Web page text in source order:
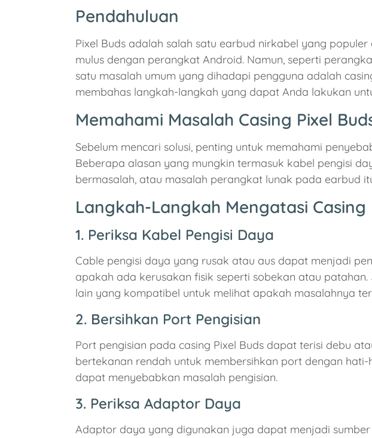
Pendahuluan
Pixel Buds adalah salah satu earbud nirkabel yang
mulus dengan perangkat Android. Namun, seperti
satu masalah umum yang dihadapi pengguna adalah
membahas langkah-langkah yang dapat Anda lakukan
Memahami Masalah Casing Pixel
Sebelum mencari solusi, penting untuk memahami
Beberapa alasan yang mungkin termasuk kabel pengisi
bermasalah, atau masalah perangkat lunak pada earbud
Langkah-Langkah Mengatasi Casing
1. Periksa Kabel Pengisi Daya
Cable pengisi daya yang rusak atau aus dapat menjadi
apakah ada kerusakan fisik seperti sobekan atau
lain yang kompatibel untuk melihat apakah masalahnya
2. Bersihkan Port Pengisian
Port pengisian pada casing Pixel Buds dapat terisi debu
bertekanan rendah untuk membersihkan port dengan
dapat menyebabkan masalah pengisian.
3. Periksa Adaptor Daya
Adaptor daya yang digunakan juga dapat menjadi